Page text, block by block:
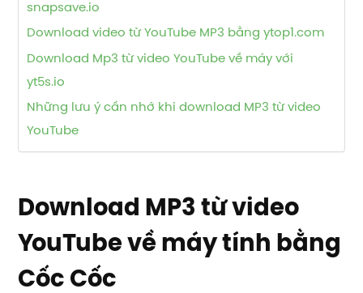
snapsave.io
Download video từ YouTube MP3 bằng ytop1.com
Download Mp3 từ video YouTube về máy với
yt5s.io
Những lưu ý cần nhớ khi download MP3 từ video
YouTube
Download MP3 từ video
YouTube về máy tính bằng
Cốc Cốc